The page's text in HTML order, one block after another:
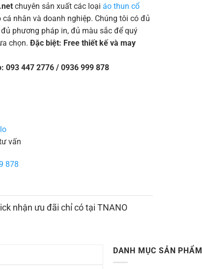
chuyên sản xuất các loại áo thun cổ
cá nhân và doanh nghiệp. Chúng tôi có đủ
phương pháp in, đủ màu sắc để quý
chọn. Đặc biệt: Free thiết kế và may
093 447 2776 / 0936 999 878
vấn
878
nhận ưu đãi chỉ có tại TNANO
DANH MỤC SẢN PHẨM